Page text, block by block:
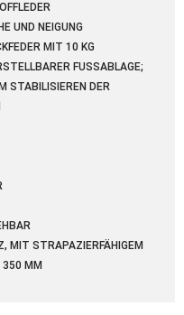
UND NEIGUNG
MIT 10 KG
FUSSABLAGE; A
DER S
MIT STRAPAZIERFÄHIGEM
MM